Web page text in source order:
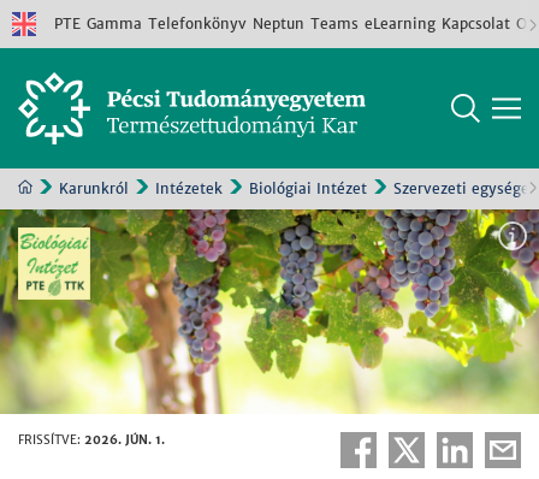
PTE Gamma Telefonkönyv Neptun Teams eLearning Kapcsolat
Karunkról Intézetek Biológiai Intézet Szervezeti egységek
FRISSÍTVE: 2026. JÚN. 1.